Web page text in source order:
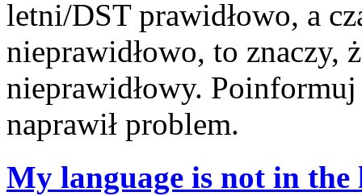
letni/DST prawidłowo, a
nieprawidłowo, to znaczy,
nieprawidłowy.
naprawił problem.
My language is not in the